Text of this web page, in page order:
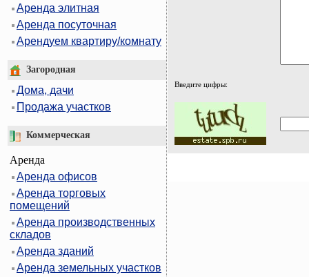
Аренда элитная
Аренда посуточная
Арендуем квартиру/комнату
Загородная
Дома, дачи
Продажа участков
Коммерческая
Аренда
Аренда офисов
Аренда торговых
помещений
Аренда производственных
складов
Аренда зданий
Аренда земельных участков
Введите цифры: